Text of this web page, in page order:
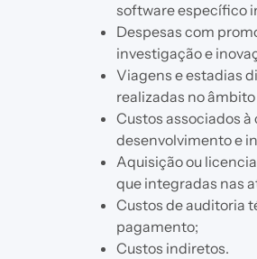
software específico
Despesas com
investigação e
Viagens e estadias
realizadas no
Custos associados
desenvolvimento e
Aquisição ou
que integradas nas
Custos de auditoria
pagamento;
Custos indiretos.